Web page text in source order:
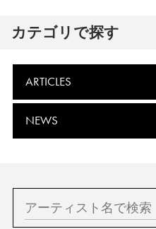
カテゴリで探す
ARTICLES
NEWS